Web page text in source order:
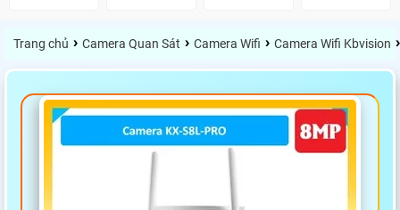
Trang chủ › Camera Quan Sát › Camera Wifi › Camera Wifi Kbvision ›